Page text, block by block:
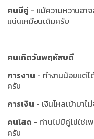
คนมีคู่ - แม้ความหวานอา
แน่นเหมือนเดิมครับ
คนเกิดวันพฤหัสบดี
การงาน - ทำงานน้อยแต่
ครับ
การเงิน - เงินไหลเข้ามาไ
คนโสด - ท่านไม่มีคู่ไม่ใช่เพ
ครับ